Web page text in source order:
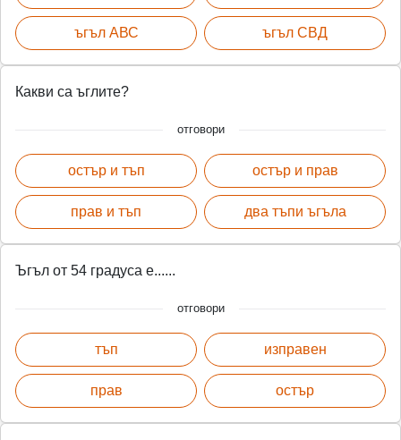
ъгъл АВС ъгъл СВД
Какви са ъглите?
отговори
остър и тъп
прав и тъп
остър и прав
два тъпи ъгъла
Ъгъл от 54 градуса е......
отговори
тъп
прав
изправен
остър